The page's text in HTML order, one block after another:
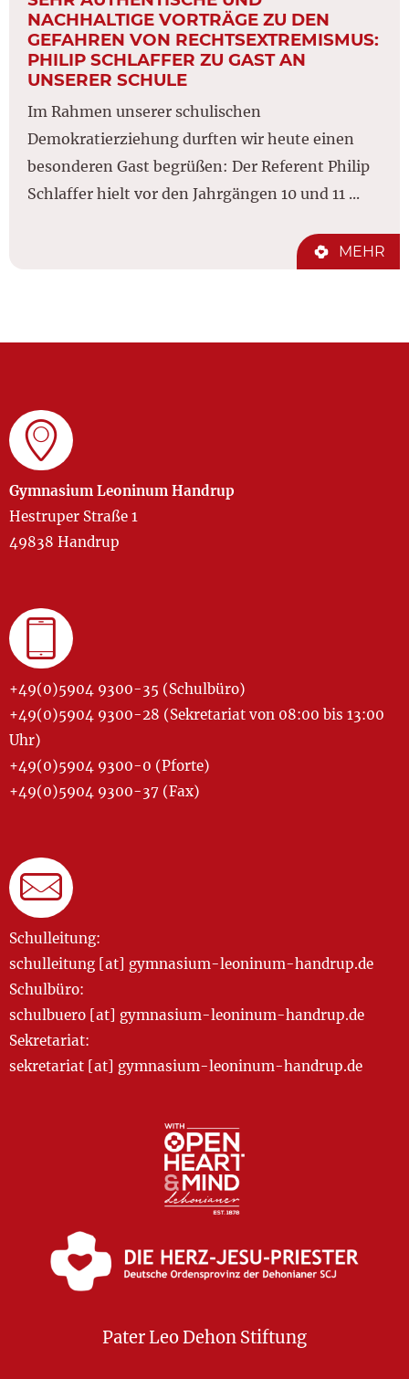
NACHHALTIGE VORTRÄGE ZU DEN
GEFAHREN VON RECHTSEXTREMISMUS:
PHILIP SCHLAFFER ZU GAST AN
UNSERER SCHULE
Im Rahmen unserer schulischen
Demokratierziehung durften wir heute einen
besonderen Gast begrüßen: Der Referent Philip
Schlaffer hielt vor den Jahrgängen 10 und 11 ...
MEHR
Gymnasium Leoninum Handrup
Hestruper Straße 1
49838 Handrup
+49(0)5904 9300-35 (Schulbüro)
+49(0)5904 9300-28 (Sekretariat von 08:00 bis 13:00
Uhr)
+49(0)5904 9300-0 (Pforte)
+49(0)5904 9300-37 (Fax)
Schulleitung:
schulleitung [at] gymnasium-leoninum-handrup.de
Schulbüro:
schulbuero [at] gymnasium-leoninum-handrup.de
Sekretariat:
sekretariat [at] gymnasium-leoninum-handrup.de
Pater Leo Dehon Stiftung